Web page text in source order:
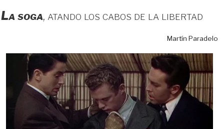
La soga, atando los cabos de la libertad
Martín Paradelo